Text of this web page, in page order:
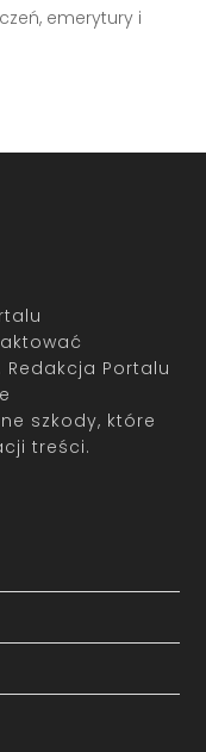
emerytury i
Portalu
szkody, które
treści.